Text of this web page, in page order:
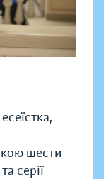
шести
серії